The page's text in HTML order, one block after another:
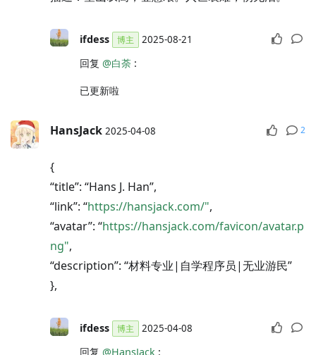
ifdess 博主 2025-08-21
回复 @白荼:
已更新啦
HansJack 2025-04-08 2
{
“title”: “Hans J. Han”,
“link”: “https://hansjack.com/",
“avatar”: “https://hansjack.com/favicon/avatar.p
ng",
“description”: “材料专业|自学程序员|无业游民”
},
ifdess 博主 2025-04-08
回复 @HansJack :